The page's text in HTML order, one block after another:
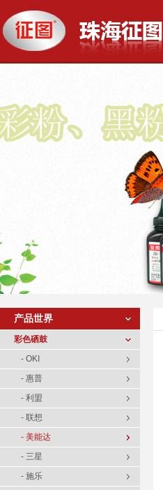
产品世界
彩色硒鼓
- OKI
- 惠普
- 利盟
- 联想
- 美能达
- 三星
- 施乐